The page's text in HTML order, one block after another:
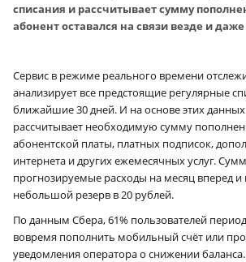
списания и рассчитывает сумму
абонент оставался на связи везде и
Сервис в режиме реального времени
анализирует все предстоящие регулярные
ближайшие 30 дней. И на основе этих
рассчитывает необходимую сумму
абонентской платы, платных подписок,
интернета и других ежемесячных услуг.
прогнозируемые расходы на месяц вперед и
небольшой резерв в 20 рублей.
По данным Сбера, 61% пользователей
вовремя пополнить мобильный счёт или
уведомления оператора о снижении